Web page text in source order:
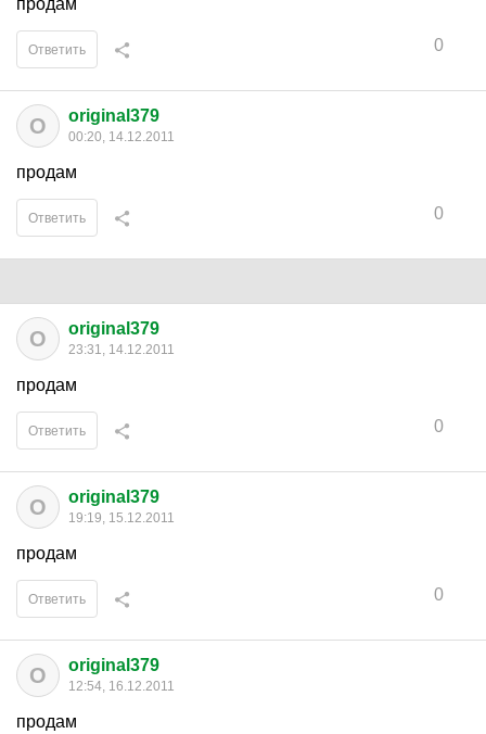
продам
0
Ответить
O original379
00:20, 14.12.2011
продам
0
Ответить
O original379
23:31, 14.12.2011
продам
0
Ответить
O original379
19:19, 15.12.2011
продам
0
Ответить
O original379
12:54, 16.12.2011
продам